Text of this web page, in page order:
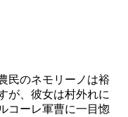
民のネモリーノは裕
が、彼女は村外れに
コーレ軍曹に一目惚